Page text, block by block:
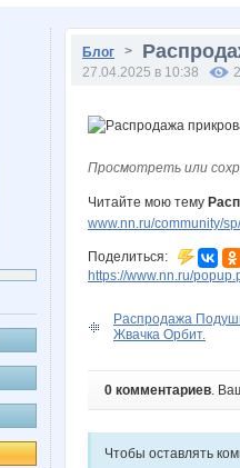
Блог >
27.04.2025 в 10:38
Просмотреть или
Читайте мою тему
www.nn.ru/community/
Поделиться:
https://www.nn.ru/
Распродажа
Жвачка Орбит.
0 комментариев.
Чтобы оставлять